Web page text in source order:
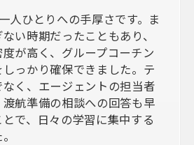
人ひとりへの手厚さです。ま
い時期だったこともあり、
が高く、グループコーチン
っかり確保できました。テ
く、エージェントの担当者
航準備の相談への回答も早
で、日々の学習に集中する